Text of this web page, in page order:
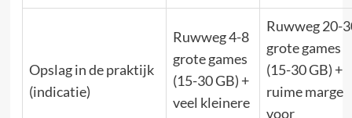
Opslag in de praktijk
(indicatie)
Ruwweg 4-8
grote games
(15-30 GB) +
veel kleinere
Ruwweg 20-
grote games
(15-30 GB) +
ruime marge
voor